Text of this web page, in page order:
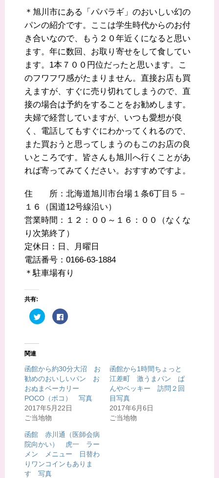
＊旭川市にある「パパラギ」のおいしい幻の
パンの紹介です。ここは学生時代からのお付
き合いなので、もう２０年近くになると思い
ます。年に数回、お取り寄せをして食してい
ます。1本７００円位だったと思います。こ
のフワフワ感がたまりません。直接お店も買
えますが、すぐに売り切れてしまうので、直
接の場合は予約をすることをお勧めします。
夫婦で経営していますが、いつも愛想が良
く、電話してもすぐにわかってくれるので、
また買おうと思ってしまうのもこのお店の良
いところです。皆さんも旭川へ行くことがあ
れば寄ってみてください。おすすめですよ。
住 所：北海道旭川市台場１条6丁目５－
１６（国道12号線沿い）
営業時間：１２：００～１６：００（なくな
り次第終了）
定休日：日、月曜日
電話番号：0166-63-1884
＊駐車場有り
共有:
ク
リ
t
t
e
r
で
共
有
(
新
し
ウ
ィ
ン
ウ
で
開
き
F
a
共
有
す
る
に
は
ク
リ
て
く
だ
さ
い
(
新
関連
函館から約30分大沼 お
勧めのおいしいパン お
おぬまベーカリー
POCO（ポコ） 写真
2017年5月22日
ご当地物
函館から1時間ちょっと
江差町 激うまパン ぱ
んやベッキー 訪問２回
目写真
2017年6月6日
ご当地物
函館 赤川通（医師会病
院向かい） 虎一 ラー
メン メニュー 日替わ
りワンコインもありま
す 写真